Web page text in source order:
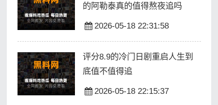
的阿勒泰真的值得熬夜追吗
2026-05-18 22:31:58
评分8.9的冷门日剧重启人生到
底值不值得追
2026-05-18 22:15:37